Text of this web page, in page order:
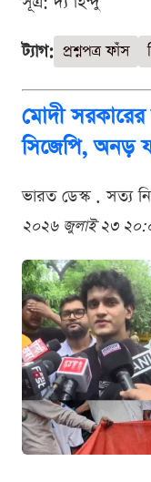
ট্যাগ: প্রশ্নপত্র ফাঁস
মোদী সরকারের
সিজেপি, অনড়
ভারত ডেস্ক . সত্য
২০২৬ জুলাই ২৩